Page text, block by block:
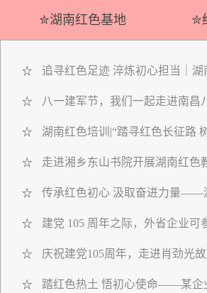
✮湖南红色基地 ✮
☆ 追寻红色足迹 淬炼初心担当｜湖
☆ 八一建军节，我们一起走进南昌
☆ 湖南红色培训|“踏寻红色长征路
☆ 走进湘乡东山书院开展湖南红色
☆ 传承红色初心 汲取奋进力量——
☆ 建党 105 周年之际，外省企业可
☆ 庆祝建党105周年，走进肖劲光
☆ 踏红色热土 悟初心使命——某企